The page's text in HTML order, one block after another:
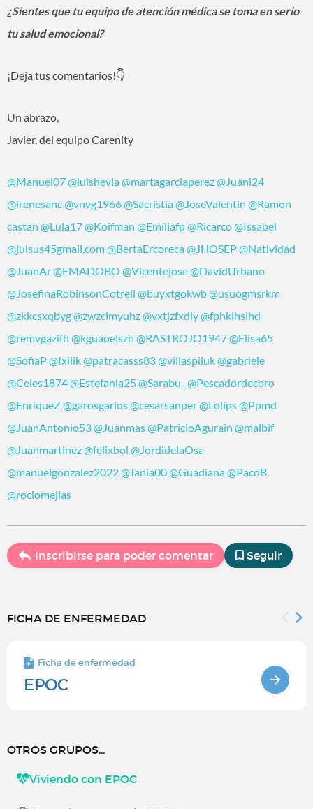
¿Sientes que tu equipo de atención médica se toma en serio
tu salud emocional?
¡Deja tus comentarios!👇
Un abrazo,
Javier, del equipo Carenity
@Manuel07@luishevia@martagarciaperez@Juani24
@irenesanc@vnvg1966@Sacristia@JoseValentin @Ramon
castan @Lula17@Koifman @Emíliafp@Ricarco@Issabel
@julsus45gmail.com@BertaErcoreca@JHOSEP@Natividad
@JuanAr@EMADOBO @Vicentejose@DavidUrbano
@JosefinaRobinsonCotrell @buyxtgokwb@usuogmsrkm
@zkkcsxqbyg@zwzclmyuhz@vxtjzfxdly@fphklhsihd
@remvgazifh @kguaoelszn @RASTROJO1947@Elisa65
@SofiaP@Ixilik@patracasss83@villaspiluk@gabriele
@Celes1874@Estefania25@Sarabu_ @Pescadordecoro
@EnriqueZ@garosgarlos@cesarsanper@Lolips@Ppmd
@JuanAntonio53@Juanmas@PatricioAgurain @malbif
@Juanmartinez@felixbol @JordidelaOsa
@manuelgonzalez2022@Tania00@Guadiana@PacoB.
@rociomejias
Inscribirse para poder comentar Seguir
FICHA DE ENFERMEDAD
Ficha de enfermedad
EPOC
OTROS GRUPOS...
Viviendo con EPOC